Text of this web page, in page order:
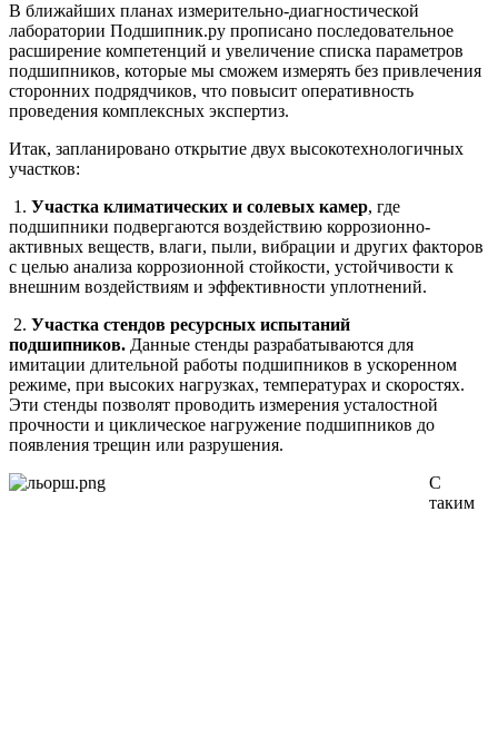
В ближайших планах измерительно-диагностической
лаборатории Подшипник.ру прописано последовательное
расширение компетенций и увеличение списка параметров
подшипников, которые мы сможем измерять без привлечения
сторонних подрядчиков, что повысит оперативность
проведения комплексных экспертиз.
Итак, запланировано открытие двух высокотехнологичных
участков:
1. Участка климатических и солевых камер, где
подшипники подвергаются воздействию коррозионно-
активных веществ, влаги, пыли, вибрации и других факторов
с целью анализа коррозионной стойкости, устойчивости к
внешним воздействиям и эффективности уплотнений.
2. Участка стендов ресурсных испытаний
подшипников. Данные стенды разрабатываются для
имитации длительной работы подшипников в ускоренном
режиме, при высоких нагрузках, температурах и скоростях.
Эти стенды позволят проводить измерения усталостной
прочности и циклическое нагружение подшипников до
появления трещин или разрушения.
С
таким